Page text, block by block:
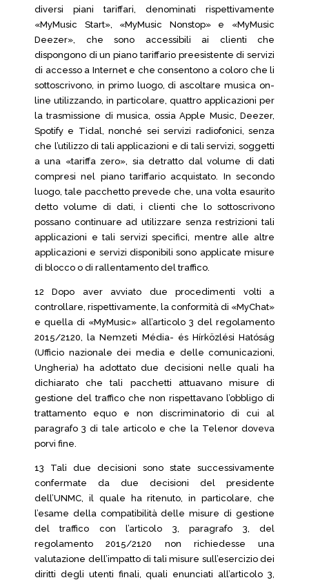
diversi piani tariffari, denominati rispettivamente
«MyMusic Start», «MyMusic Nonstop» e «MyMusic
Deezer», che sono accessibili ai clienti che
dispongono di un piano tariffario preesistente di servizi
di accesso a Internet e che consentono a coloro che li
sottoscrivono, in primo luogo, di ascoltare musica on-
line utilizzando, in particolare, quattro applicazioni per
la trasmissione di musica, ossia Apple Music, Deezer,
Spotify e Tidal, nonché sei servizi radiofonici, senza
che l’utilizzo di tali applicazioni e di tali servizi, soggetti
a una «tariffa zero», sia detratto dal volume di dati
compresi nel piano tariffario acquistato. In secondo
luogo, tale pacchetto prevede che, una volta esaurito
detto volume di dati, i clienti che lo sottoscrivono
possano continuare ad utilizzare senza restrizioni tali
applicazioni e tali servizi specifici, mentre alle altre
applicazioni e servizi disponibili sono applicate misure
di blocco o di rallentamento del traffico.
12 Dopo aver avviato due procedimenti volti a
controllare, rispettivamente, la conformità di «MyChat»
e quella di «MyMusic» all’articolo 3 del regolamento
2015/2120, la Nemzeti Média- és Hírközlési Hatóság
(Ufficio nazionale dei media e delle comunicazioni,
Ungheria) ha adottato due decisioni nelle quali ha
dichiarato che tali pacchetti attuavano misure di
gestione del traffico che non rispettavano l’obbligo di
trattamento equo e non discriminatorio di cui al
paragrafo 3 di tale articolo e che la Telenor doveva
porvi fine.
13 Tali due decisioni sono state successivamente
confermate da due decisioni del presidente
dell’UNMC, il quale ha ritenuto, in particolare, che
l’esame della compatibilità delle misure di gestione
del traffico con l’articolo 3, paragrafo 3, del
regolamento 2015/2120 non richiedesse una
valutazione dell’impatto di tali misure sull’esercizio dei
diritti degli utenti finali, quali enunciati all’articolo 3,